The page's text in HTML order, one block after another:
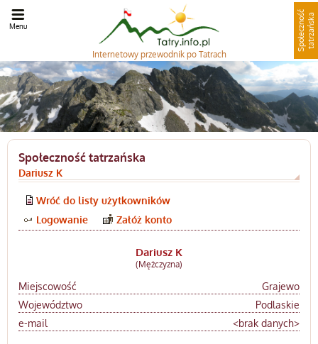
Internetowy przewodnik po Tatrach
S
p
o
ł
e
c
z
n
oś
ć
t
a
t
r
z
a
ń
s
ka
Menu
Społeczność tatrzańska
Dariusz K
Wróć do listy użytkowników
Logowanie
Załóż konto
Dariusz K
(Mężczyzna)
Miejscowość
Grajewo
Województwo
Podlaskie
e-mail
<brak danych>